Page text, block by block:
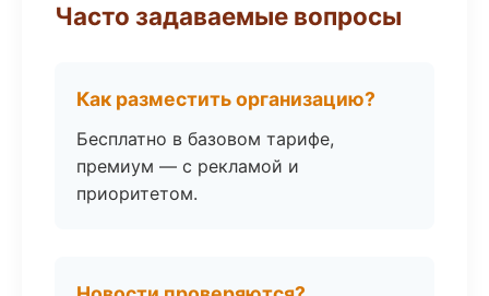
Часто задаваемые вопросы
Как разместить организацию?
Бесплатно в базовом тарифе,
премиум — с рекламой и
приоритетом.